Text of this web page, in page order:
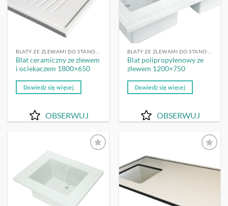
Blat ceramiczny ze zlewem
i ociekaczem 1800×650
Dowiedz się więcej
OBSERWUJ
Blat polipropylenowy ze
zlewem 1200×750
Dowiedz się więcej
OBSERWUJ